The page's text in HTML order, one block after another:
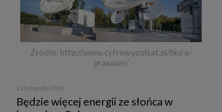
Źródło: http://www.cyfrowypolsat.pl/biuro-
prasowe/
21 listopada 2024
Będzie więcej energii ze słońca w